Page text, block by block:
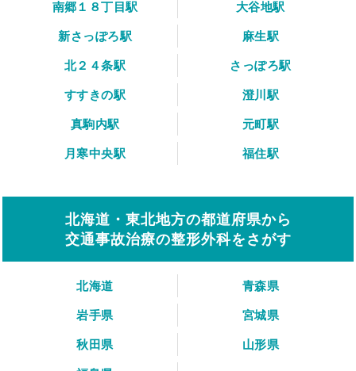
南郷１８丁目駅
大谷地駅
新さっぽろ駅
麻生駅
北２４条駅
さっぽろ駅
すすきの駅
澄川駅
真駒内駅
元町駅
月寒中央駅
福住駅
北海道・東北地方の都道府県から
交通事故治療の整形外科をさがす
北海道
青森県
岩手県
宮城県
秋田県
山形県